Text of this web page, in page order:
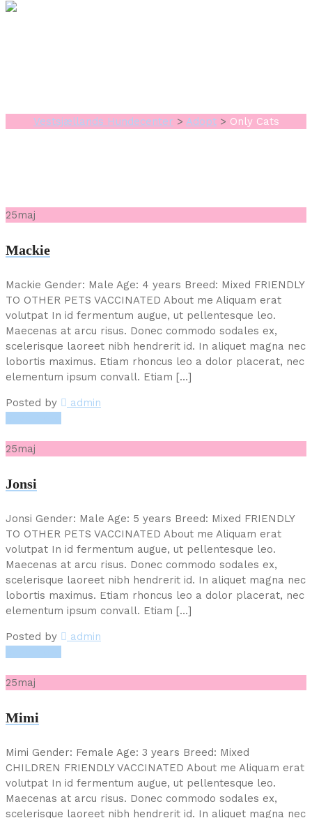
Vestsjællands Hundecenter > Adopt > Only Cats
25maj
Mackie
Mackie Gender: Male Age: 4 years Breed: Mixed FRIENDLY
TO OTHER PETS VACCINATED About me Aliquam erat
volutpat In id fermentum augue, ut pellentesque leo.
Maecenas at arcu risus. Donec commodo sodales ex,
scelerisque laoreet nibh hendrerit id. In aliquet magna nec
lobortis maximus. Etiam rhoncus leo a dolor placerat, nec
elementum ipsum convall. Etiam […]
Posted by
admin
25maj
Jonsi
Jonsi Gender: Male Age: 5 years Breed: Mixed FRIENDLY
TO OTHER PETS VACCINATED About me Aliquam erat
volutpat In id fermentum augue, ut pellentesque leo.
Maecenas at arcu risus. Donec commodo sodales ex,
scelerisque laoreet nibh hendrerit id. In aliquet magna nec
lobortis maximus. Etiam rhoncus leo a dolor placerat, nec
elementum ipsum convall. Etiam […]
Posted by
admin
25maj
Mimi
Mimi Gender: Female Age: 3 years Breed: Mixed
CHILDREN FRIENDLY VACCINATED About me Aliquam erat
volutpat In id fermentum augue, ut pellentesque leo.
Maecenas at arcu risus. Donec commodo sodales ex,
scelerisque laoreet nibh hendrerit id. In aliquet magna nec